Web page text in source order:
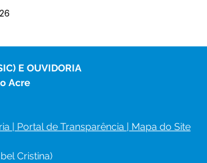
E OUVIDORIA
Acre
| Portal de Transparência | Mapa do Site
Cristina)